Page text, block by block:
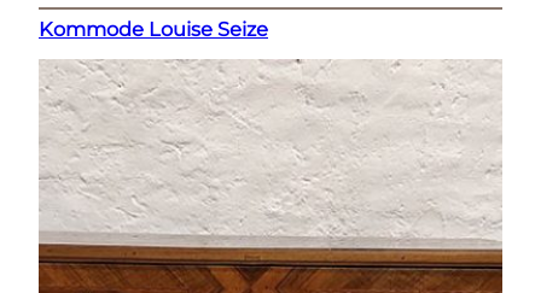
Kommode Louise Seize